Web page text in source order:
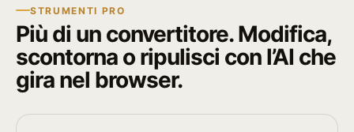
STRUMENTI PRO
Più di un convertitore. Modifica,
scontorna o ripulisci con l’AI che
gira nel browser.